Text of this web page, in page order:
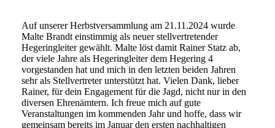
Auf unserer Herbstversammlung am 21.11.2024 wurde
Malte Brandt einstimmig als neuer stellvertretender
Hegeringleiter gewählt. Malte löst damit Rainer Statz ab,
der viele Jahre als Hegeringleiter dem Hegering 4
vorgestanden hat und mich in den letzten beiden Jahren
sehr als Stellvertreter unterstützt hat. Vielen Dank, lieber
Rainer, für dein Engagement für die Jagd, nicht nur in den
diversen Ehrenämtern. Ich freue mich auf gute
Veranstaltungen im kommenden Jahr und hoffe, dass wir
gemeinsam bereits im Januar den ersten nachhaltigen